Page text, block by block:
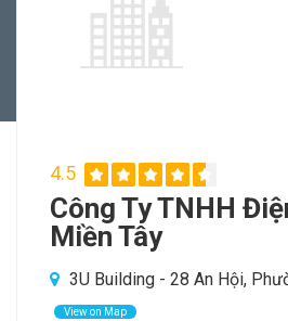
4.5
Công Ty TNHH
Miền Tây
3U Building - 28 An Hội,
View on Map